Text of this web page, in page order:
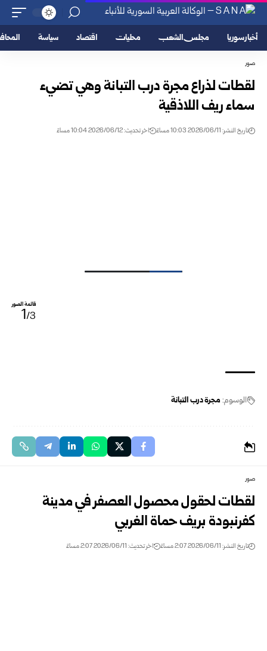
أخبار سوريا مجلس الشعب محليات اقتصاد سياسة
صور
لقطات لذراع مجرة درب التبانة وهي تضيء
سماء ريف اللاذقية
تاريخ النشر: 2026/06/11 10:03 مساءً اخر تحديث: 2026/06/12 10:04 مساءً
قائمة الصور
1/3
الوسوم: مجرة درب التبانة
صور
لقطات لحقول محصول العصفر في مدينة
كفرنبودة بريف حماة الغربي
تاريخ النشر: 2026/06/11 2:07 مساءً اخر تحديث: 2026/06/11 2:07 مساءً